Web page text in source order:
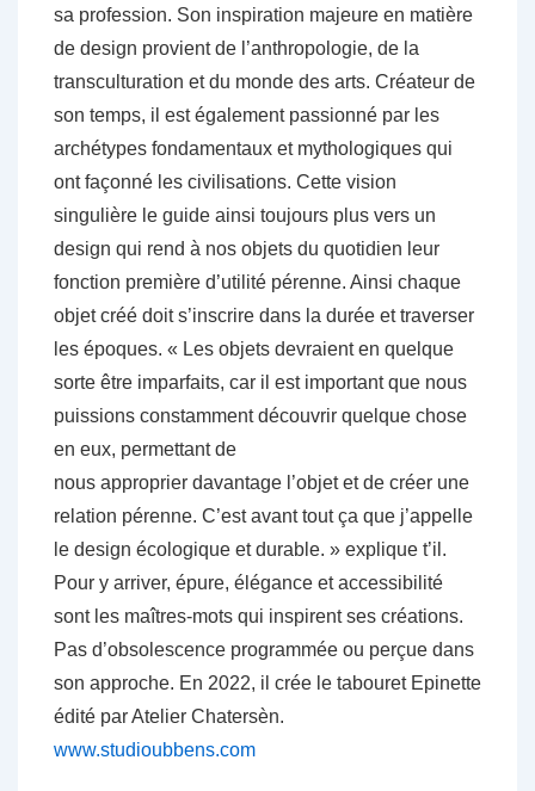
sa profession. Son inspiration majeure en matière
de design provient de l’anthropologie, de la
transculturation et du monde des arts. Créateur de
son temps, il est également passionné par les
archétypes fondamentaux et mythologiques qui
ont façonné les civilisations. Cette vision
singulière le guide ainsi toujours plus vers un
design qui rend à nos objets du quotidien leur
fonction première d’utilité pérenne. Ainsi chaque
objet créé doit s’inscrire dans la durée et traverser
les époques. « Les objets devraient en quelque
sorte être imparfaits, car il est important que nous
puissions constamment découvrir quelque chose
en eux, permettant de
nous approprier davantage l’objet et de créer une
relation pérenne. C’est avant tout ça que j’appelle
le design écologique et durable. » explique t’il.
Pour y arriver, épure, élégance et accessibilité
sont les maîtres-mots qui inspirent ses créations.
Pas d’obsolescence programmée ou perçue dans
son approche. En 2022, il crée le tabouret Epinette
édité par Atelier Chatersèn.
www.studioubbens.com